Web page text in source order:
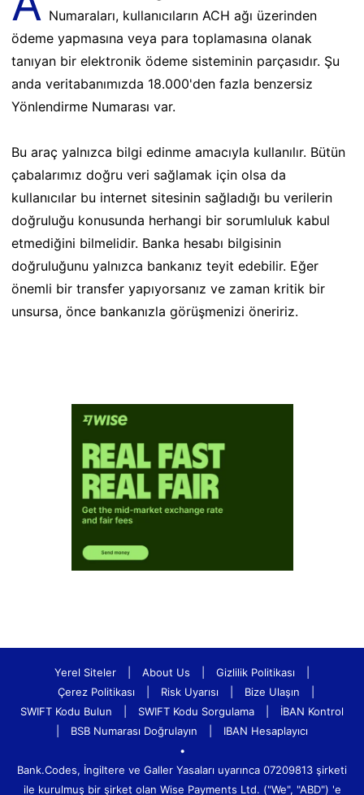
Numaraları, kullanıcıların ACH ağı üzerinden
ödeme yapmasına veya para toplamasına olanak
tanıyan bir elektronik ödeme sisteminin parçasıdır. Şu
anda veritabanımızda 18.000'den fazla benzersiz
Yönlendirme Numarası var.
Bu araç yalnızca bilgi edinme amacıyla kullanılır. Bütün
çabalarımız doğru veri sağlamak için olsa da
kullanıcılar bu internet sitesinin sağladığı bu verilerin
doğruluğu konusunda herhangi bir sorumluluk kabul
etmediğini bilmelidir. Banka hesabı bilgisinin
doğruluğunu yalnızca bankanız teyit edebilir. Eğer
önemli bir transfer yapıyorsanız ve zaman kritik bir
unsursa, önce bankanızla görüşmenizi öneririz.
Yerel Siteler About Us Gizlilik Politikası
Çerez Politikası
Risk Uyarısı Bize Ulaşın
SWIFT Kodu Bulun
SWIFT Kodu Sorgulama
İBAN Kontrol
BSB Numarası Doğrulayın
IBAN Hesaplayıcı
•
Bank.Codes, İngiltere ve Galler Yasaları uyarınca 07209813 şirketi
ile kurulmuş bir şirket olan Wise Payments Ltd. ("We", "ABD") 'e